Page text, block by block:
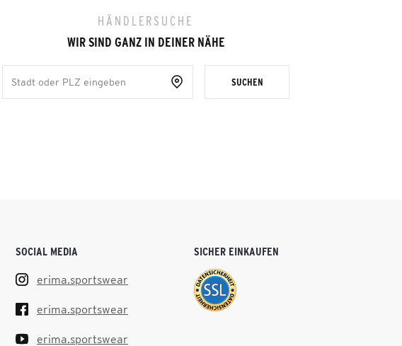
HÄNDLERSUCHE
WIR SIND GANZ IN DEINER NÄHE
SUCHEN
SOCIAL MEDIA
erima.sportswear
erima.sportswear
erima.sportswear
SICHER EINKAUFEN